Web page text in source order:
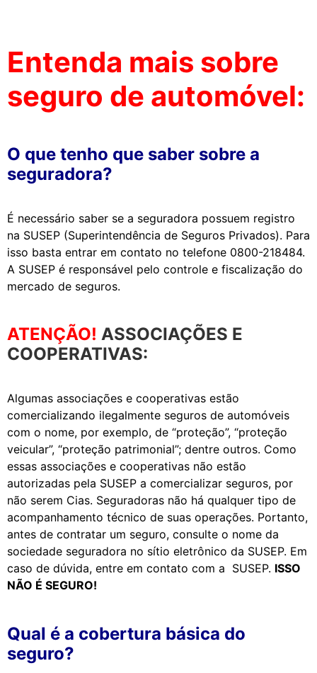
Entenda mais sobre
seguro de automóvel:
O que tenho que saber sobre a
seguradora?
É necessário saber se a seguradora possuem registro
na SUSEP (Superintendência de Seguros Privados). Para
isso basta entrar em contato no telefone 0800-218484.
A SUSEP é responsável pelo controle e fiscalização do
mercado de seguros.
ATENÇÃO! ASSOCIAÇÕES E
COOPERATIVAS:
Algumas associações e cooperativas estão
comercializando ilegalmente seguros de automóveis
com o nome, por exemplo, de “proteção”, “proteção
veicular”, “proteção patrimonial”; dentre outros. Como
essas associações e cooperativas não estão
autorizadas pela SUSEP a comercializar seguros, por
não serem Cias. Seguradoras não há qualquer tipo de
acompanhamento técnico de suas operações. Portanto,
antes de contratar um seguro, consulte o nome da
sociedade seguradora no sítio eletrônico da SUSEP. Em
caso de dúvida, entre em contato com a SUSEP. ISSO
NÃO É SEGURO!
Qual é a cobertura básica do
seguro?